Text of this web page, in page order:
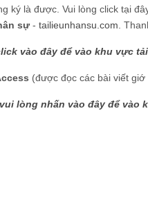
ký là được. Vui lòng click tại
sự- tailieunhansu.com .
vào đây để vào khu vực
(được đọc các bài viết
vui lòng nhấn vào đây để vào